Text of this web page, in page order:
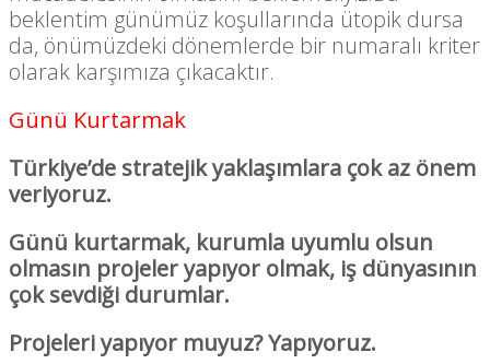
beklentim günümüz koşullarında ütopik dursa
da, önümüzdeki dönemlerde bir numaralı kriter
olarak karşımıza çıkacaktır.
Günü Kurtarmak
Türkiye’de stratejik yaklaşımlara çok az önem
veriyoruz.
Günü kurtarmak, kurumla uyumlu olsun
olmasın projeler yapıyor olmak, iş dünyasının
çok sevdiği durumlar.
Projeleri yapıyor muyuz? Yapıyoruz.